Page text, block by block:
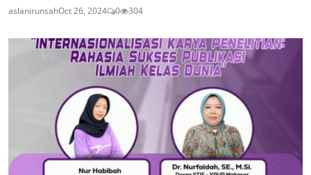
aslanirunsahOct 26, 2024 0 304